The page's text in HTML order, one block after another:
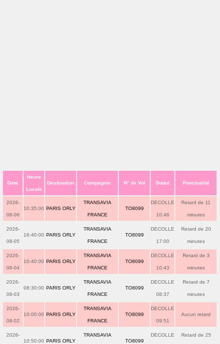
Date
Heure
Locale
Destination Compagnie N° de Vol Statut Ponctualité
2026-
08-06
10:35:00 PARIS ORLY
TRANSAVIA
FRANCE
TO8099
DECOLLE
10:46
Retard de 11
minutes
2026-
08-05
16:40:00 PARIS ORLY
TRANSAVIA
FRANCE
TO8099
DECOLLE
17:00
Retard de 20
minutes
2026-
08-04
10:40:00 PARIS ORLY
TRANSAVIA
FRANCE
TO8099
DECOLLE
10:43
Retard de 3
minutes
2026-
08-03
08:30:00 PARIS ORLY
TRANSAVIA
FRANCE
TO8099
DECOLLE
08:37
Retard de 7
minutes
2026-
08-02
10:00:00 PARIS ORLY
TRANSAVIA
FRANCE
TO8099
DECOLLE
09:51
Aucun retard
2026-
10:50:00 PARIS ORLY
TRANSAVIA
TO8099
DECOLLE Retard de 25